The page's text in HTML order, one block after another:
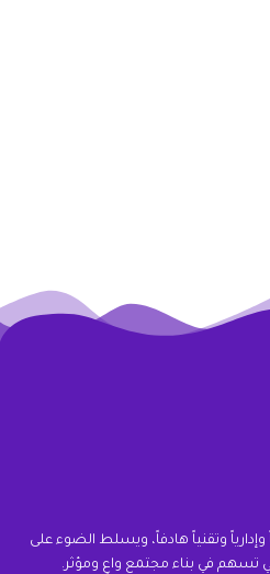
وتقنياً هادفاً، ويسلط الضوء على
تسهم في بناء مجتمع واعٍ ومؤثر.